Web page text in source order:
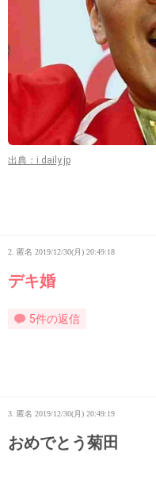
出典：i.daily.jp
2. 匿名 2019/12/30(月) 20:49:18
デキ婚
5件の返信
3. 匿名 2019/12/30(月) 20:49:19
おめでとう菊田